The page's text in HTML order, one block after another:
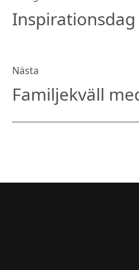
Nästa
Familjekväll